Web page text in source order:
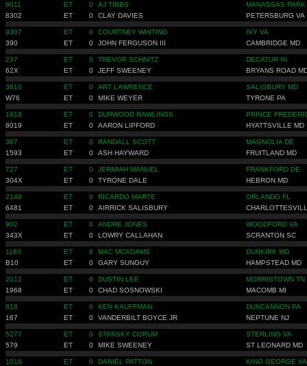
8011 ET 0 AJ TIBBS
MANASSAS PARK
8302
ET 0 CLAY DAVIES PETERSBURG VA
9307 ET 0 COURTNEY WHITING
IVY VA
390
ET 0 JOHN FERGUSON III CAMBRIDGE MD
237 ET 0 TREVOR SCHNITZ
DECATUR IN
62X
ET 0 JEFF SWEENEY BRYANS ROAD
3610 ET 0 ART LAWRENCE
SALISBURY MD
W76
ET 0 MIKE WEYER TYRONE PA
1819 ET 0 DURWOOD RAWLINGS
PRINCE
8019
ET 0 AARON LIPFORD HYATTSVILLE MD
367 ET 0 RANDALL SCOTT
MAGNOLIA DE
1593
ET 0 ASH HAYWARD FRUITLAND MD
727 ET 0 JERMIAH MANUEL
FRANKFORD DE
304X
ET 0 TYRONE DALE HEBRON MD
2146 ET 0 RICARDO MARTE
ORLANDO FL
6481
ET 0 AIRRICK SALISBURY
902 ET 0 ANDRE JONES
WOODFORD VA
343X
ET 0 LOWRY CALLAHAN SCRANTON SC
118X ET 8 MAC MCADAMS
DUNKIRK MD
B10
ET 0 GARY SUNGUY HAMPSTEAD MD
2012 ET 6 DUSTIN LEE
MORRISTOWN TN
1968
ET 0 CHAD SOSNOWSKI MACOMB MI
818 ET 0 KEN KAUFFMAN
DUNCANNON PA
167
ET 0 VANDERBILT BOYCE JR NEPTUNE NJ
5277 ET 0 STARSKY CORUM
STERLING VA
579
ET 0 MIKE SWEENEY ST LEONARD MD
1016 ET 0 DANIEL PATTON
KING GEORGE VA